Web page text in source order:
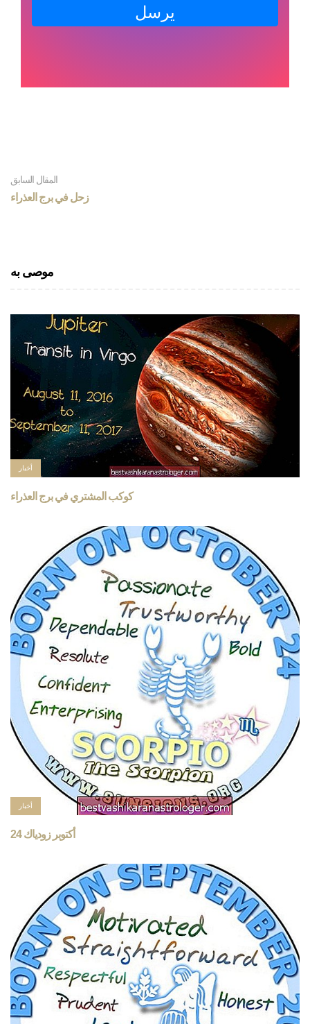
يرسل
المقال السابق
زحل في برج العذراء
موصى به
أخبار
كوكب المشتري في برج العذراء
أخبار
24 أكتوبر زودياك